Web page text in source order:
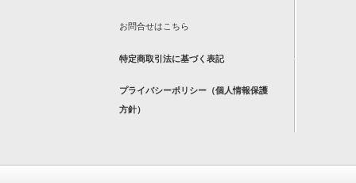
お問合せは こちら
特定商取引法に基づく表記
プライバシーポリシー（個人情報保護
方針）